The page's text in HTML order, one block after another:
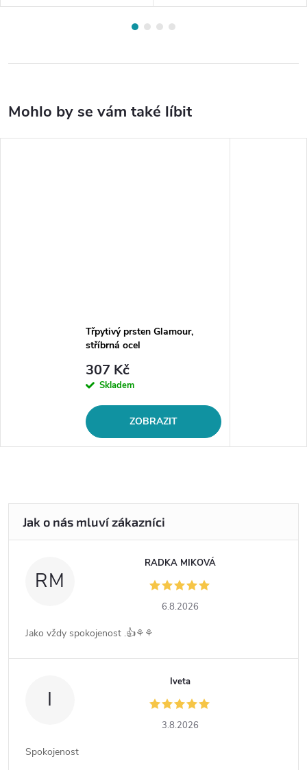
Třpytivý prsten Glamour,
stříbrná ocel
307 Kč
Skladem
ZOBRAZIT
RM
RADKA MIKOVÁ
6.8.2026
Jako vždy spokojenost .👍⚘️⚘️
I
Iveta
3.8.2026
Spokojenost